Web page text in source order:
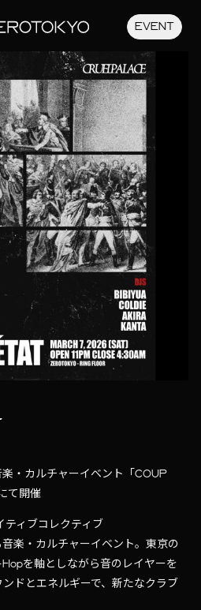
EVENT
JA
・カルチャーイベント「COUP
て開催
ィブコレクティブ
楽・カルチャーイベント。東京の
を軸としながら音のレイヤーを
ドとエネルギーで、新たなクラブ